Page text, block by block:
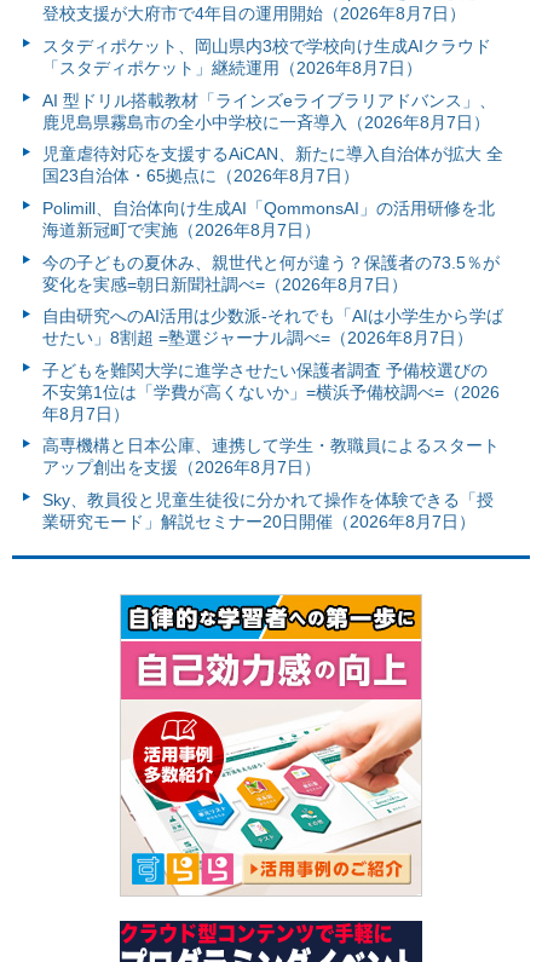
登校支援が大府市で4年目の運用開始（2026年8月7日）
スタディポケット、岡山県内3校で学校向け生成AIクラウド
「スタディポケット」継続運用（2026年8月7日）
AI 型ドリル搭載教材「ラインズeライブラリアドバンス」、
鹿児島県霧島市の全小中学校に一斉導入（2026年8月7日）
児童虐待対応を支援するAiCAN、新たに導入自治体が拡大 全
国23自治体・65拠点に（2026年8月7日）
Polimill、自治体向け生成AI「QommonsAI」の活用研修を北
海道新冠町で実施（2026年8月7日）
今の子どもの夏休み、親世代と何が違う？保護者の73.5％が
変化を実感=朝日新聞社調べ=（2026年8月7日）
自由研究へのAI活用は少数派-それでも「AIは小学生から学ば
せたい」8割超 =塾選ジャーナル調べ=（2026年8月7日）
子どもを難関大学に進学させたい保護者調査 予備校選びの
不安第1位は「学費が高くないか」=横浜予備校調べ=（2026
年8月7日）
高専機構と日本公庫、連携して学生・教職員によるスタート
アップ創出を支援（2026年8月7日）
Sky、教員役と児童生徒役に分かれて操作を体験できる「授
業研究モード」解説セミナー20日開催（2026年8月7日）